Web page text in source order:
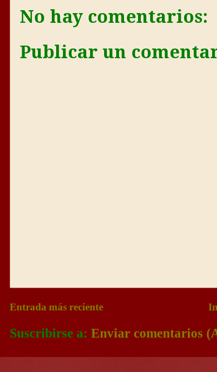
No hay comentarios:
Publicar un
Entrada más reciente
Suscribirse a: Enviar comentarios